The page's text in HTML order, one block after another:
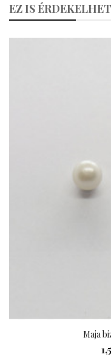
EZ IS
Maja